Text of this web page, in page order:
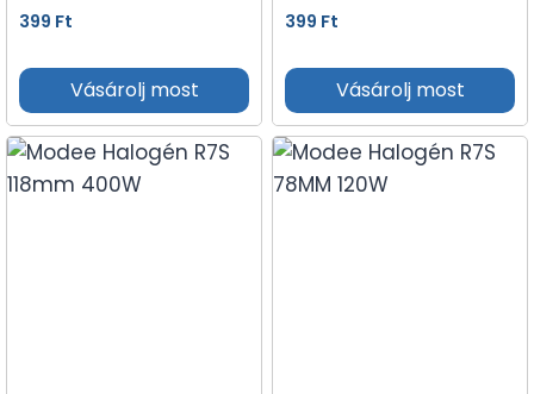
399 Ft
Vásárolj most
399 Ft
Vásárolj most